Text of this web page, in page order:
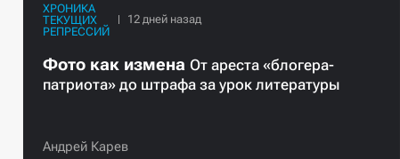
ХРОНИКА
ТЕКУЩИХ
РЕПРЕССИЙ
Фото как измена От ареста «блогера-
патриота» до штрафа за урок литературы
Андрей Карев